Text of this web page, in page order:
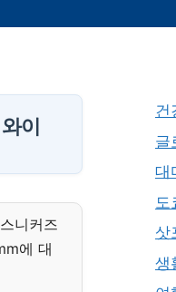
이
니커즈
에 대
건
글
대
도
삿
생